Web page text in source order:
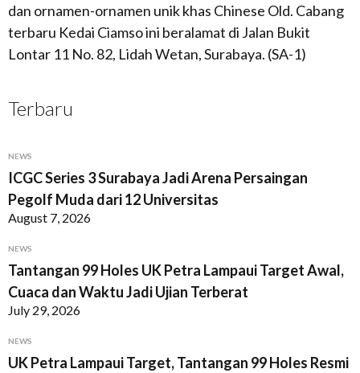
dan ornamen-ornamen unik khas Chinese Old. Cabang
terbaru Kedai Ciamso ini beralamat di Jalan Bukit
Lontar 11 No. 82, Lidah Wetan, Surabaya. (SA-1)
Terbaru
NEWS
ICGC Series 3 Surabaya Jadi Arena Persaingan
Pegolf Muda dari 12 Universitas
August 7, 2026
NEWS
Tantangan 99 Holes UK Petra Lampaui Target Awal,
Cuaca dan Waktu Jadi Ujian Terberat
July 29, 2026
NEWS
UK Petra Lampaui Target, Tantangan 99 Holes Resmi